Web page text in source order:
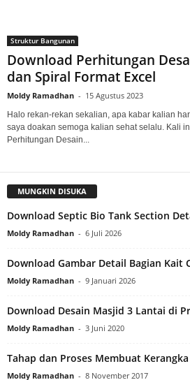
Struktur Bangunan
Download Perhitungan
dan Spiral Format Excel
Moldy Ramadhan - 15 Agustus 2023
Halo rekan-rekan sekalian, apa kabar kalian
saya doakan semoga kalian sehat selalu. Kali
Perhitungan Desain...
MUNGKIN DISUKA
Download Septic Bio Tank Section
Moldy Ramadhan - 6 Juli 2026
Download Gambar Detail Bagian Kait
Moldy Ramadhan - 9 Januari 2026
Download Desain Masjid 3 Lantai di
Moldy Ramadhan - 3 Juni 2020
Tahap dan Proses Membuat
Moldy Ramadhan - 8 November 2017